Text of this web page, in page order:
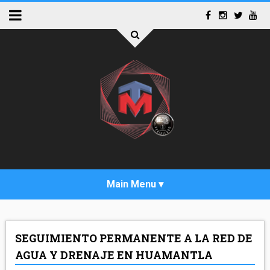
SEGUIMIENTO PERMANENTE A LA RED DE
AGUA Y DRENAJE EN HUAMANTLA